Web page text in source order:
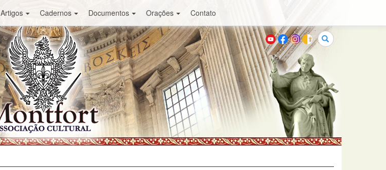
Artigos Cadernos Documentos Orações Contato
Buscar